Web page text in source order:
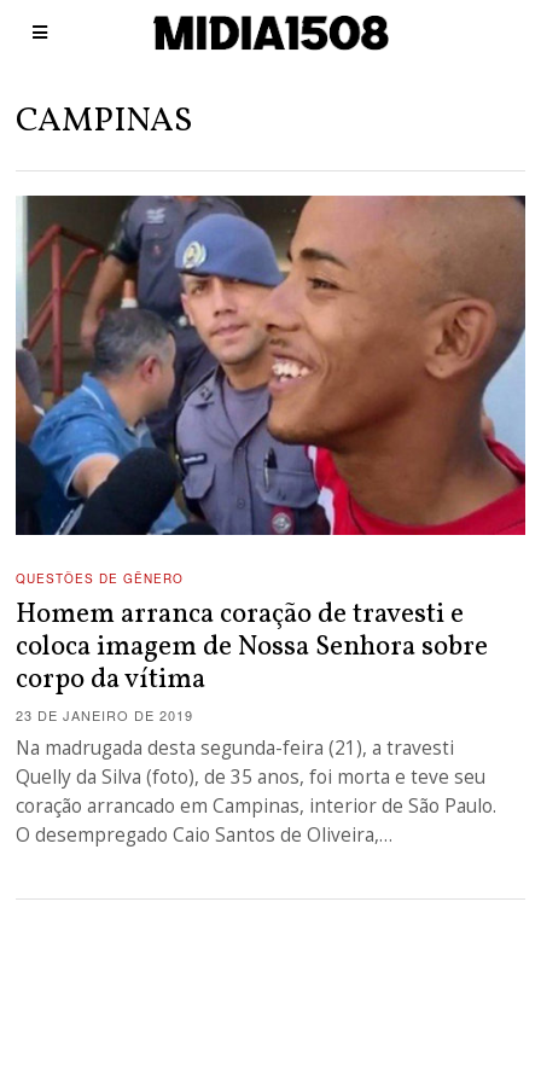
CAMPINAS
QUESTÕES DE GÊNERO
Homem arranca coração de travesti e
coloca imagem de Nossa Senhora sobre
corpo da vítima
23 DE JANEIRO DE 2019
Na madrugada desta segunda-feira (21), a travesti
Quelly da Silva (foto), de 35 anos, foi morta e teve seu
coração arrancado em Campinas, interior de São Paulo.
O desempregado Caio Santos de Oliveira,…